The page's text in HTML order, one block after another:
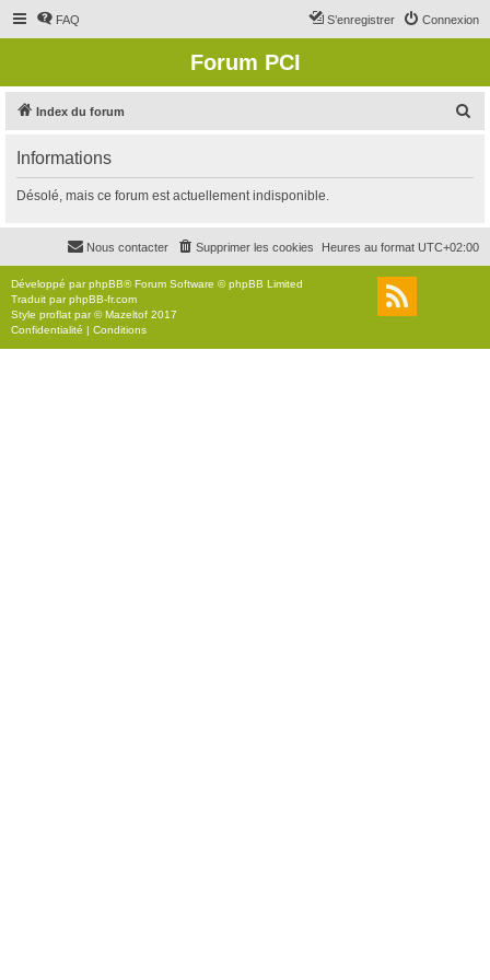
FAQ Connexion
S’enregistrer
Forum PCI
Index du forum
r
c
r
Informations
Désolé, mais ce forum est actuellement indisponible.
Heures au format UTC+02:00
Supprimer les cookies
Nous contacter
Développé parphpBB® Forum Software © phpBB Limited
Traduit parphpBB-fr.com
Style proflat par ©Mazeltof 2017
Confidentialité | Conditions